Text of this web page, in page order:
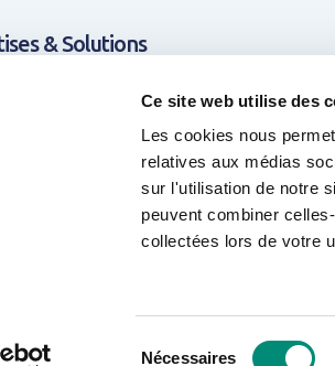
Ce site web utilise des
Les cookies nous
relatives aux médias
sur l'utilisation de notre
peuvent combiner
collectées lors de votre
Nécessaires
& Solutions
& Systèmes d'Information
& Compétences
de réseaux d'acteurs
International de l’Eau